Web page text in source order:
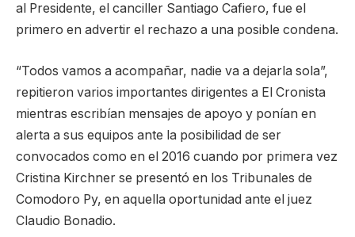
al Presidente, el canciller Santiago Cafiero, fue el
primero en advertir el rechazo a una posible condena.
“Todos vamos a acompañar, nadie va a dejarla sola”,
repitieron varios importantes dirigentes a El Cronista
mientras escribían mensajes de apoyo y ponían en
alerta a sus equipos ante la posibilidad de ser
convocados como en el 2016 cuando por primera vez
Cristina Kirchner se presentó en los Tribunales de
Comodoro Py, en aquella oportunidad ante el juez
Claudio Bonadio.